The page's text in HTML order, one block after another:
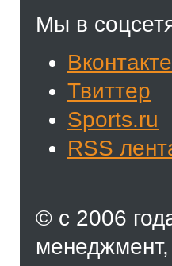
Мы в
Вконтакте
Твиттер
Sports.ru
RSS
© с 2006